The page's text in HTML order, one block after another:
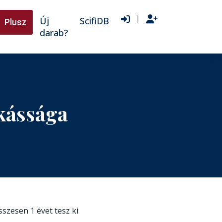
Plusz
Új
darab?
ScifiDB |
1 évet tesz ki.